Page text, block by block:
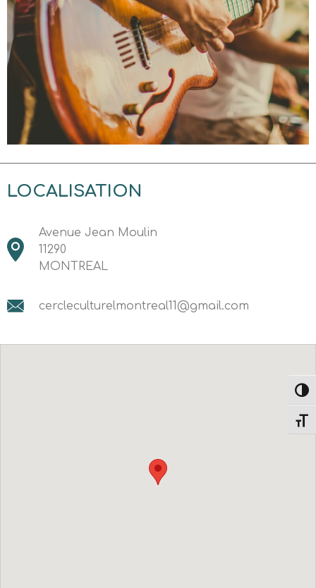
LOCALISATION
Avenue Jean Moulin
11290
MONTREAL
cercleculturelmontreal11@gmail.com